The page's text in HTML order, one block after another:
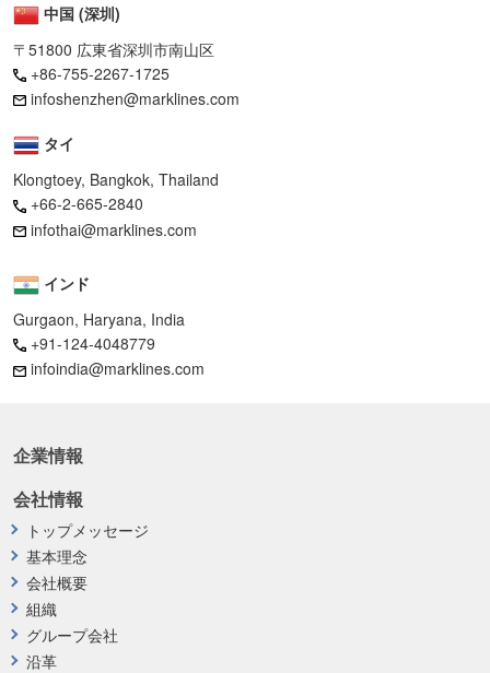
中国 (深圳)
〒51800 広東省深圳市南山区
+86-755-2267-1725
infoshenzhen@marklines.com
タイ
Klongtoey, Bangkok, Thailand
+66-2-665-2840
infothai@marklines.com
インド
Gurgaon, Haryana, India
+91-124-4048779
infoindia@marklines.com
企業情報
会社情報
トップメッセージ
基本理念
会社概要
組織
グループ会社
沿革